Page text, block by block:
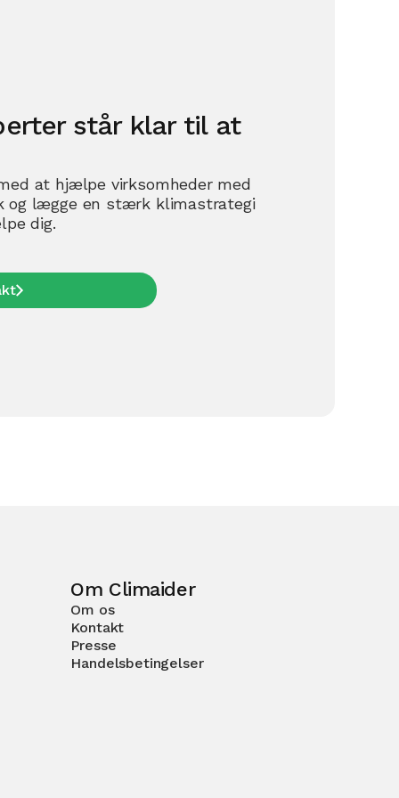
står klar til at
at hjælpe virksomheder med
og lægge en stærk klimastrategi
dig.
Om Climaider
Om os
Kontakt
Presse
Handelsbetingelser